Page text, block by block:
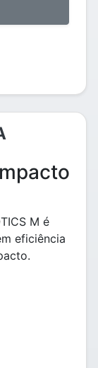
M é
eficiência